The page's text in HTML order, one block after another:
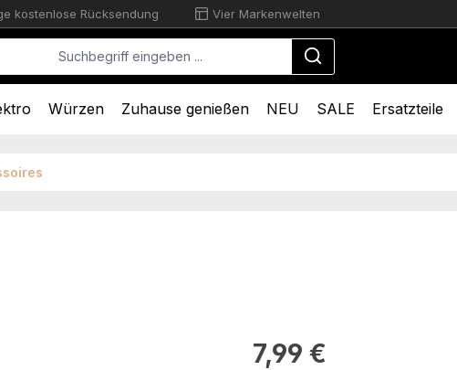
kostenlose Rücksendung Vier Markenwelten
Würzen Zuhause genießen NEU SALE Ersatzteile
Regulärer Preis:
7,99 €